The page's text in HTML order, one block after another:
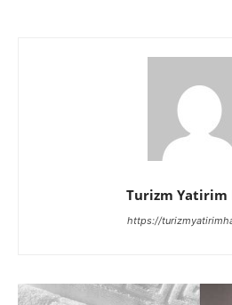
Turizm Yatirim
https://